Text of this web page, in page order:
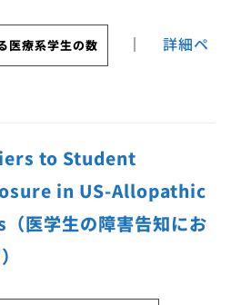
医療系学生の数 ｜ 詳細ペ
to Student
in US-Allopathic
医学生の障害告知にお